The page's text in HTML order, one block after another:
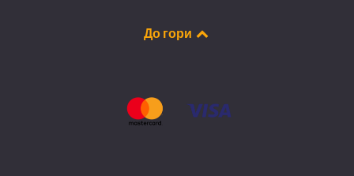
До гори